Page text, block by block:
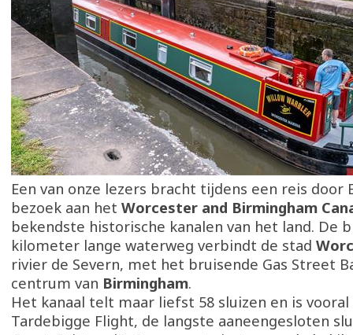
Een van onze lezers bracht tijdens een reis door
bezoek aan het Worcester and Birmingham
bekendste historische kanalen van het land. De
kilometer lange waterweg verbindt de stad
rivier de Severn, met het bruisende Gas Street
centrum van Birmingham.
Het kanaal telt maar liefst 58 sluizen en is
Tardebigge Flight, de langste aaneengesloten